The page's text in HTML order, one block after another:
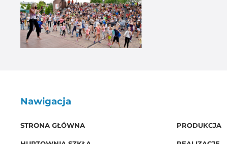
Nawigacja
STRONA GŁÓWNA PRODUKCJA